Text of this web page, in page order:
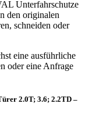
Unterfahrschutze
den originalen
schneiden oder
eine ausführliche
oder eine Anfrage
2.0T; 3.6; 2.2TD –